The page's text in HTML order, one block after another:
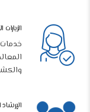
الزيارات